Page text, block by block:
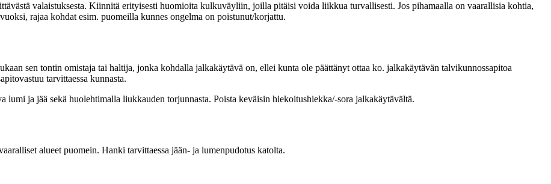
valaistuksesta. Kiinnitä erityisesti huomioita kulkuväyliin, joilla pitäisi voida liikkua turvallisesti. Jos pihamaalla on vaarallisia kohtia,
rajaa kohdat esim. puomeilla kunnes ongelma on poistunut/korjattu.
sen tontin omistaja tai haltija, jonka kohdalla jalkakäytävä on, ellei kunta ole päättänyt ottaa ko. jalkakäytävän talvikunnossapitoa
tarvittaessa kunnasta.
lumi ja jää sekä huolehtimalla liukkauden torjunnasta. Poista keväisin hiekoitushiekka/-sora jalkakäytävältä.
alueet puomein. Hanki tarvittaessa jään- ja lumenpudotus katolta.